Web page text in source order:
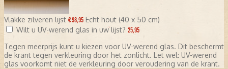
Vlakke zilveren lijst € 98,95 Echt hout (40 x 50 cm)
Wilt u UV-werend glas in uw lijst? 25,95
Tegen meerprijs kunt u kiezen voor UV-werend glas. Dit beschermt
de krant tegen verkleuring door het zonlicht. Let wel: UV-werend
glas voorkomt niet de verkleuring door veroudering van de krant.